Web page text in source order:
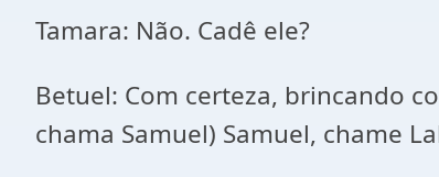
Tamara: Não. Cadê ele?
Betuel: Com certeza, brincando
chama Samuel) Samuel, chame